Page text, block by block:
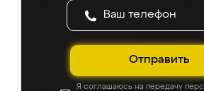
Отправить
Я соглашаюсь на передачу